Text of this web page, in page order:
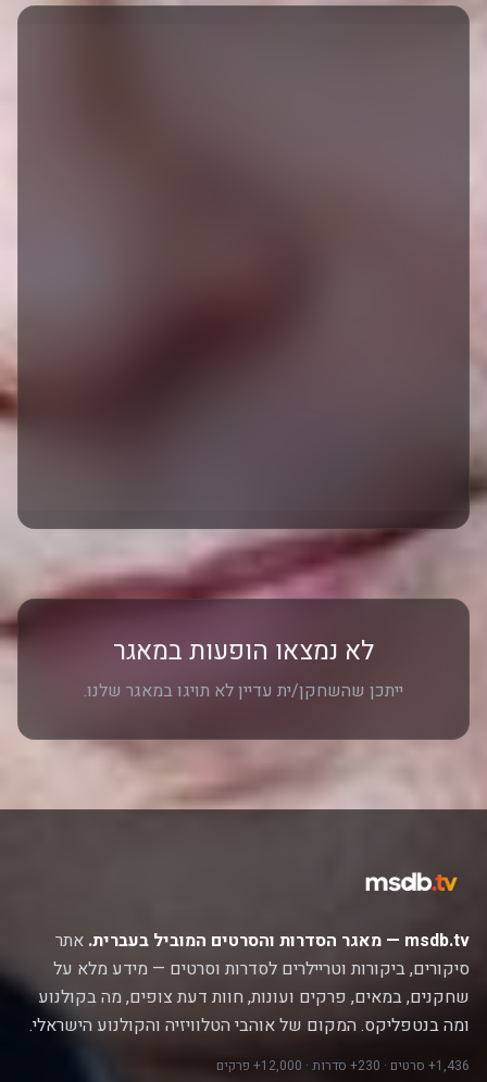
לא נמצאו הופעות במאגר
ייתכן שהשחקן/ית עדיין לא תויגו במאגר שלנו.
msdb.tv — מאגר הסדרות והסרטים המוביל בעברית.
אתר
סיקורים, ביקורות וטריילרים לסדרות וסרטים — מידע מלא על
שחקנים, במאים, פרקים ועונות, חוות דעת צופים, מה בקולנוע
ומה בנטפליקס. המקום של אוהבי הטלוויזיה והקולנוע הישראלי.
1,436+ סרטים · 230+ סדרות · 12,000+ פרקים